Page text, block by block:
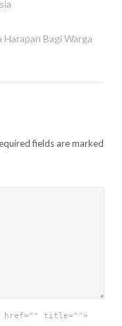
Bagi Warga
fields are marked
href="" title="">